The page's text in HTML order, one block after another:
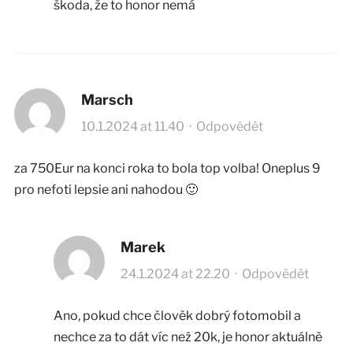
škoda, že to honor nemá
Marsch
10.1.2024 at 11.40 · Odpovědět
za 750Eur na konci roka to bola top volba! Oneplus 9
pro nefoti lepsie ani nahodou 🙂
Marek
24.1.2024 at 22.20 · Odpovědět
Ano, pokud chce člověk dobrý fotomobil a
nechce za to dát víc než 20k, je honor aktuálně